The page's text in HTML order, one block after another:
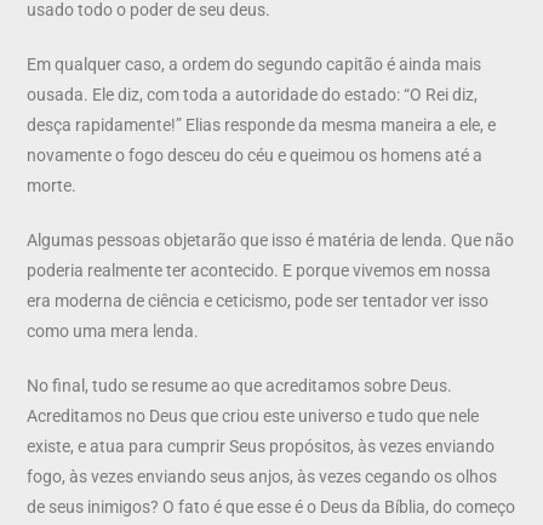
usado todo o poder de seu deus.
Em qualquer caso, a ordem do segundo capitão é ainda mais
ousada. Ele diz, com toda a autoridade do estado: “O Rei diz,
desça rapidamente!” Elias responde da mesma maneira a ele, e
novamente o fogo desceu do céu e queimou os homens até a
morte.
Algumas pessoas objetarão que isso é matéria de lenda. Que não
poderia realmente ter acontecido. E porque vivemos em nossa
era moderna de ciência e ceticismo, pode ser tentador ver isso
como uma mera lenda.
No final, tudo se resume ao que acreditamos sobre Deus.
Acreditamos no Deus que criou este universo e tudo que nele
existe, e atua para cumprir Seus propósitos, às vezes enviando
fogo, às vezes enviando seus anjos, às vezes cegando os olhos
de seus inimigos? O fato é que esse é o Deus da Bíblia, do começo